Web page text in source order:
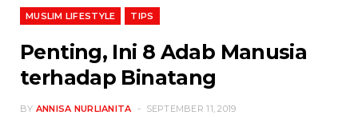
MUSLIM LIFESTYLE TIPS
Penting, Ini 8 Adab Manusia
terhadap Binatang
BY ANNISA NURLIANITA SEPTEMBER 11, 2019